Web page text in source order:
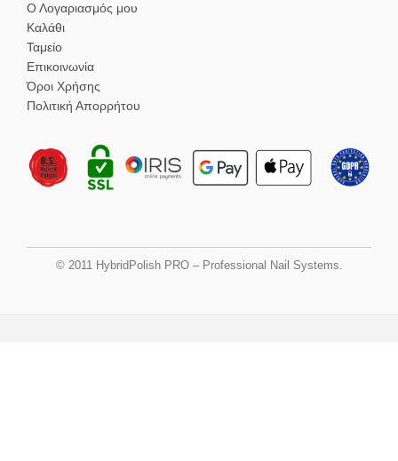
Ο Λογαριασμός μου
Καλάθι
Ταμείο
Επικοινωνία
Όροι Χρήσης
Πολιτική Απορρήτου
© 2011 HybridPolish PRO – Professional Nail Systems.